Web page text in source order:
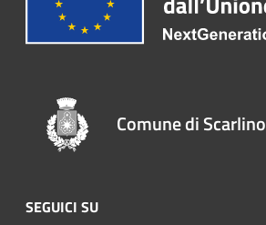
Comune di Scarlino
SEGUICI SU